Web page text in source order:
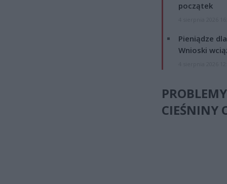
początek
Pieniądze
Wnioski
CIEŚNINY